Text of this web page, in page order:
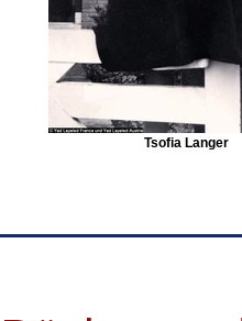
Tsofia Langer